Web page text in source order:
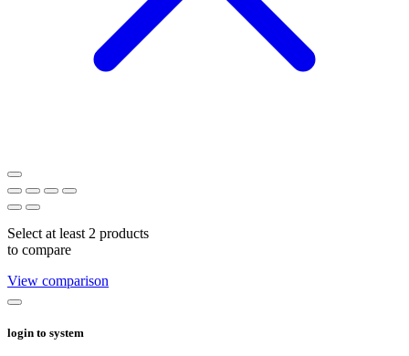
Select at least 2 products
to compare
View comparison
login to system